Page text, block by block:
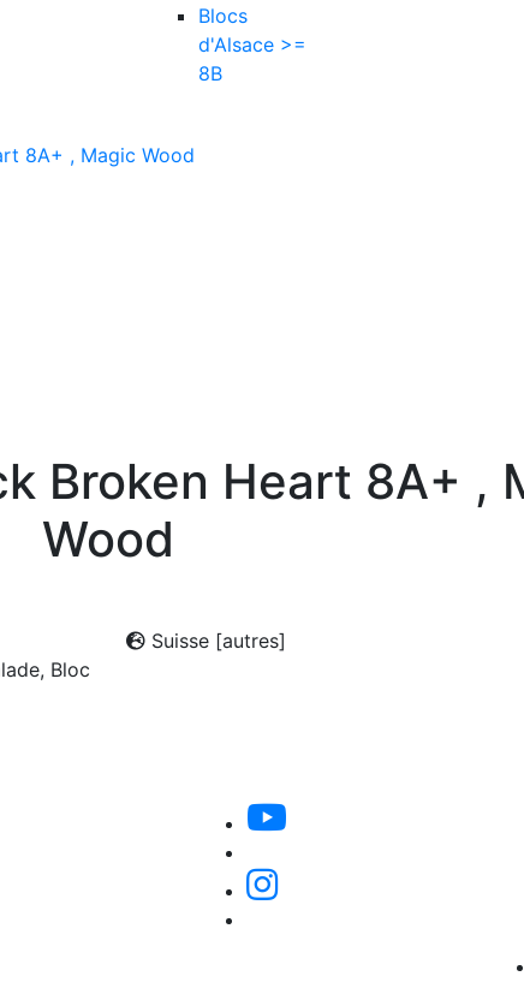
Blocs
d'Alsace >=
8B
8A+ , Magic Wood
Broken Heart 8A+ ,
Wood
Suisse [autres]
Bloc